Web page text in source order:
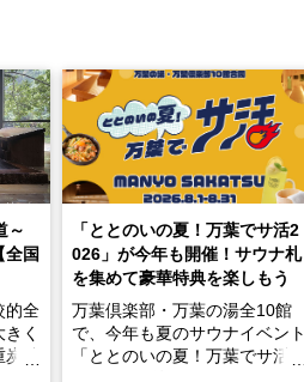
～
全国
的全
く
酸
「ととのいの夏！万葉でサ活2
026」が今年も開催！サウナ札
を集めて豪華特典を楽しもう
万葉倶楽部・万葉の湯全10館
で、今年も夏のサウナイベント
「ととのいの夏！万葉でサ活2